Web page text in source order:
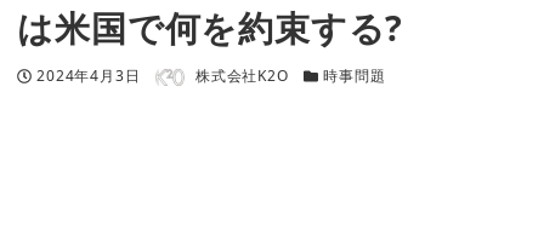
は米国で何を約束する?
投稿日
2024年4月3日 著者 株式会社K2O カテゴリー
時事問題